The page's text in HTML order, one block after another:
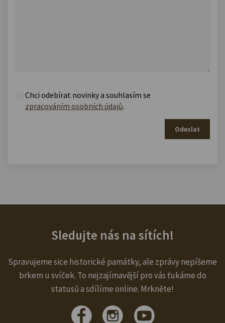
Chci odebírat novinky a souhlasím se
zpracováním osobních údajů.
Odeslat
Sledujte nás na sítích!
Spravujeme sice historické památky, ale zprávy nepíšeme
brkem u svíček. To nejzajímavější pro vás ťukáme do
statusů a sdílíme online. Mrkněte!